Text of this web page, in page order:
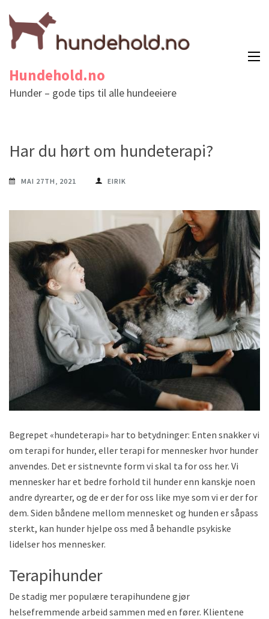
Hundehold.no
Hunder – gode tips til alle hundeeiere
Har du hørt om hundeterapi?
MAI 27TH, 2021 EIRIK
Begrepet «hundeterapi» har to betydninger: Enten snakker vi
om terapi for hunder, eller terapi for mennesker hvor hunder
anvendes. Det er sistnevnte form vi skal ta for oss her. Vi
mennesker har et bedre forhold til hunder enn kanskje noen
andre dyrearter, og de er der for oss like mye som vi er der for
dem. Siden båndene mellom mennesket og hunden er såpass
sterkt, kan hunder hjelpe oss med å behandle psykiske
lidelser hos mennesker.
Terapihunder
De stadig mer populære terapihundene gjør
helsefremmende arbeid sammen med en fører. Klientene